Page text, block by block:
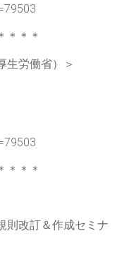
＊＊＊
生労働省）＞
＊＊＊
則改訂＆作成セミナ